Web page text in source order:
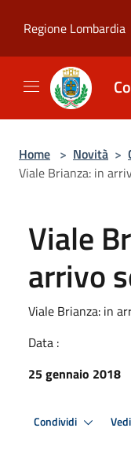
Regione Lombardia
Home > Novità >
Viale Brianza: in
Viale
arrivo
Viale Brianza: in
Data :
25 gennaio 2018
Condividi